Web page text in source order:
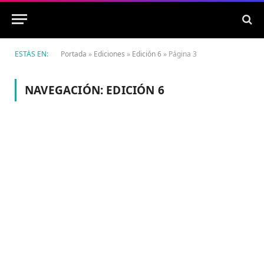
ESTÁS EN: Portada » Ediciones » Edición 6 » Página 3
NAVEGACIÓN: EDICIÓN 6